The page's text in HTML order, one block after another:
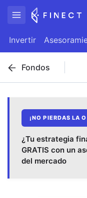
Invertir
Fondos
¡NO PIERDAS LA
¿Tu estrategia
GRATIS con un
del mercado